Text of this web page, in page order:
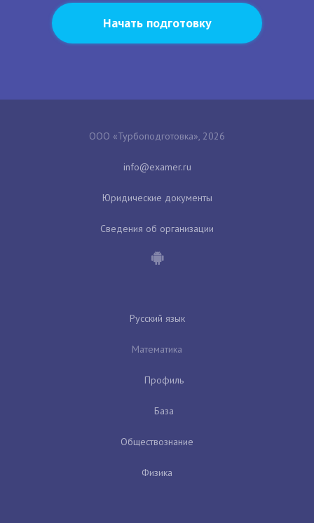
Начать подготовку
ООО «Турбоподготовка», 2026
Юридические документы
Сведения об организации
Русский язык
Математика
Профиль
База
Обществознание
Физика